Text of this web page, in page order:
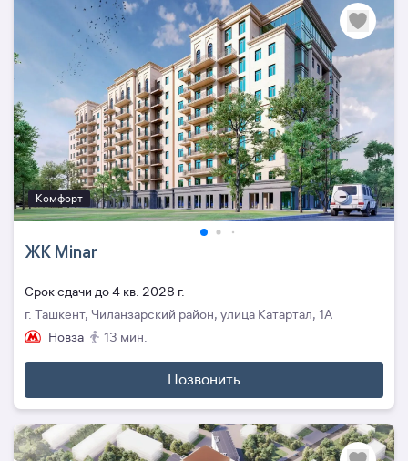
Комфорт
ЖК Minar
Cрок сдачи до 4 кв. 2028 г.
г. Ташкент, Чиланзарский район, улица Катартал, 1А
Новза
13 мин.
Позвонить